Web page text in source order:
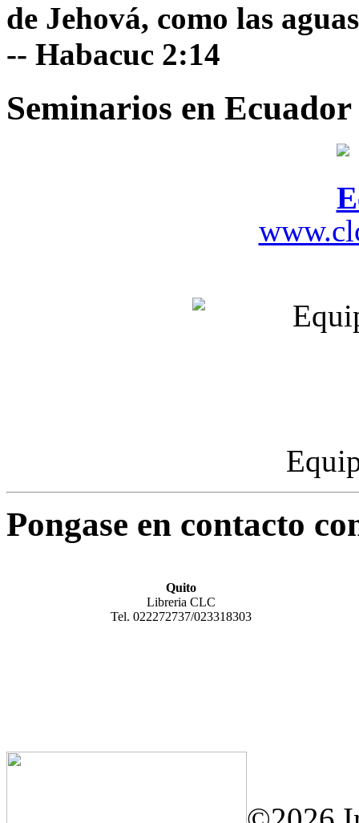
de Jehová, como las
-- Habacuc 2:14
Seminarios en Ecuador
Pongase en contacto
Quito
Libreria CLC
Tel. 022272737/023318303